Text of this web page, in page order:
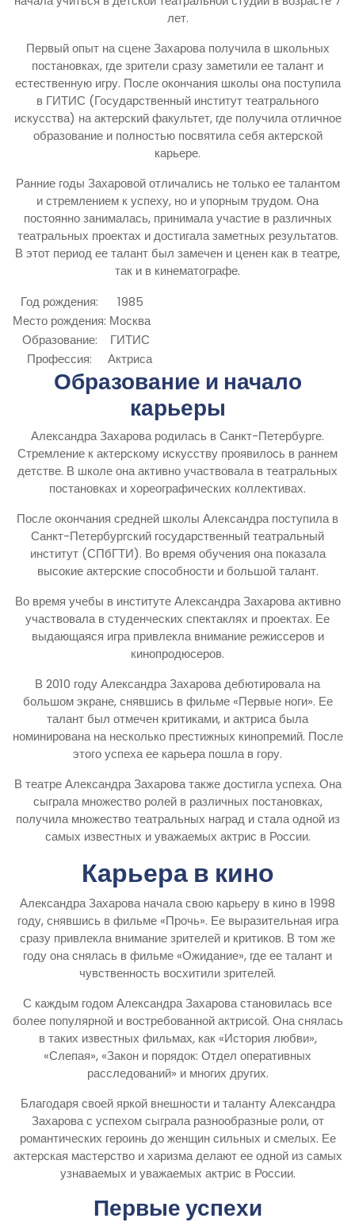
лет.
Первый опыт на сцене Захарова получила в школьных
постановках, где зрители сразу заметили ее талант и
естественную игру. После окончания школы она поступила
в ГИТИС (Государственный институт театрального
искусства) на актерский факультет, где получила отличное
образование и полностью посвятила себя актерской
карьере.
Ранние годы Захаровой отличались не только ее талантом
и стремлением к успеху, но и упорным трудом. Она
постоянно занималась, принимала участие в различных
театральных проектах и достигала заметных результатов.
В этот период ее талант был замечен и ценен как в театре,
так и в кинематографе.
Год рождения:
1985
Место рождения: Москва
Образование:
ГИТИС
Профессия:
Актриса
Образование и начало
карьеры
Александра Захарова родилась в Санкт-Петербурге.
Стремление к актерскому искусству проявилось в раннем
детстве. В школе она активно участвовала в театральных
постановках и хореографических коллективах.
После окончания средней школы Александра поступила в
Санкт-Петербургский государственный театральный
институт (СПбГТИ). Во время обучения она показала
высокие актерские способности и большой талант.
Во время учебы в институте Александра Захарова активно
участвовала в студенческих спектаклях и проектах. Ее
выдающаяся игра привлекла внимание режиссеров и
кинопродюсеров.
В 2010 году Александра Захарова дебютировала на
большом экране, снявшись в фильме «Первые ноги». Ее
талант был отмечен критиками, и актриса была
номинирована на несколько престижных кинопремий. После
этого успеха ее карьера пошла в гору.
В театре Александра Захарова также достигла успеха. Она
сыграла множество ролей в различных постановках,
получила множество театральных наград и стала одной из
самых известных и уважаемых актрис в России.
Карьера в кино
Александра Захарова начала свою карьеру в кино в 1998
году, снявшись в фильме «Прочь». Ее выразительная игра
сразу привлекла внимание зрителей и критиков. В том же
году она снялась в фильме «Ожидание», где ее талант и
чувственность восхитили зрителей.
С каждым годом Александра Захарова становилась все
более популярной и востребованной актрисой. Она снялась
в таких известных фильмах, как «История любви»,
«Слепая», «Закон и порядок: Отдел оперативных
расследований» и многих других.
Благодаря своей яркой внешности и таланту Александра
Захарова с успехом сыграла разнообразные роли, от
романтических героинь до женщин сильных и смелых. Ее
актерская мастерство и харизма делают ее одной из самых
узнаваемых и уважаемых актрис в России.
Первые успехи